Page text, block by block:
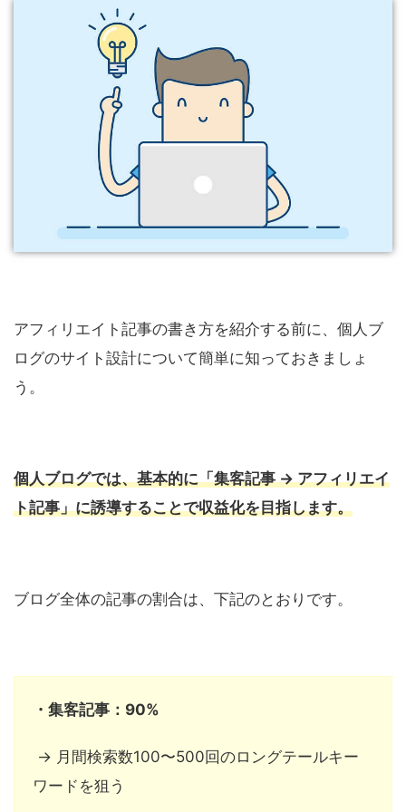
アフィリエイト記事の書き方を紹介する前に、個人ブ
ログのサイト設計について簡単に知っておきましょ
う。
個人ブログでは、基本的に「集客記事 → アフィリエイ
ト記事」に誘導することで収益化を目指します。
ブログ全体の記事の割合は、下記のとおりです。
・集客記事：90%
→ 月間検索数100〜500回のロングテールキー
ワードを狙う